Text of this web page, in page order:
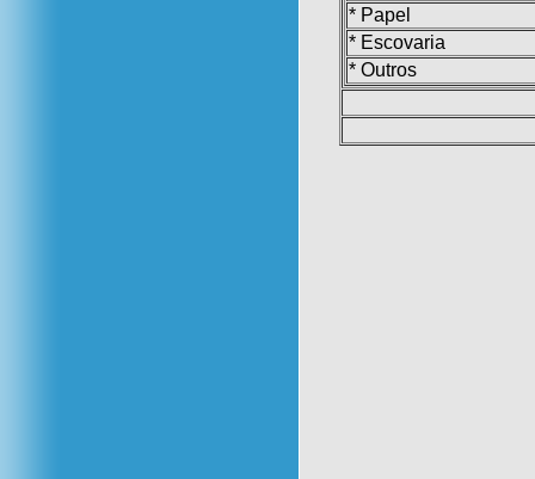
* Papel
* Escovaria
* Outros